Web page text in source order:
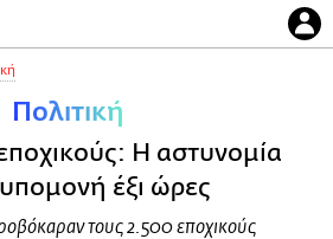
Πολιτική
εποχικούς: Η αστυνομία
έξι ώρες
τους 2.500 εποχικούς